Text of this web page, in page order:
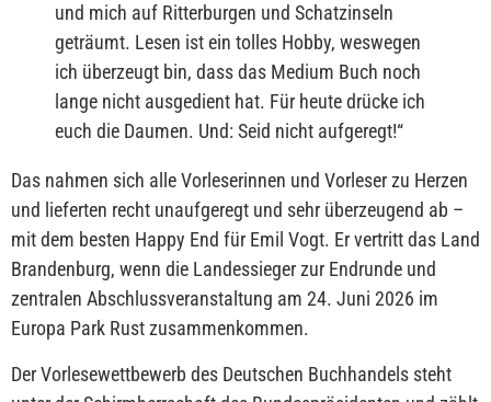
und mich auf Ritterburgen und Schatzinseln
geträumt. Lesen ist ein tolles Hobby, weswegen
ich überzeugt bin, dass das Medium Buch noch
lange nicht ausgedient hat. Für heute drücke ich
euch die Daumen. Und: Seid nicht aufgeregt!“
Das nahmen sich alle Vorleserinnen und Vorleser zu Herzen
und lieferten recht unaufgeregt und sehr überzeugend ab –
mit dem besten Happy End für Emil Vogt. Er vertritt das Land
Brandenburg, wenn die Landessieger zur Endrunde und
zentralen Abschlussveranstaltung am 24. Juni 2026 im
Europa Park Rust zusammenkommen.
Der Vorlesewettbewerb des Deutschen Buchhandels steht